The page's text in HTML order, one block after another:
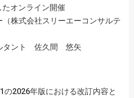
オンライン開催
株式会社スリーエーコンサルテ
タント 佐久間 悠矢
2026年版における改訂内容と